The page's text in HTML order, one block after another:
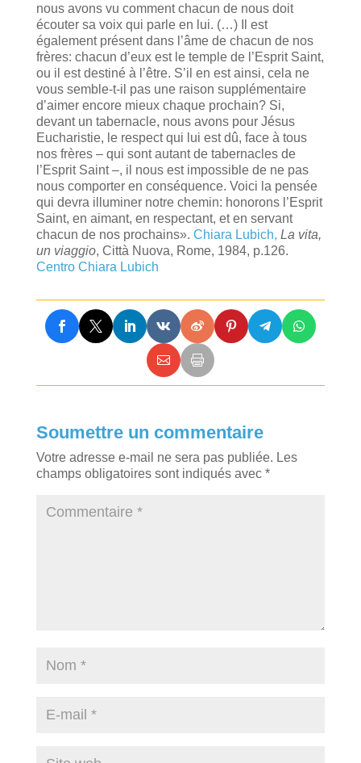
nous avons vu comment chacun de nous doit
écouter sa voix qui parle en lui. (…) Il est
également présent dans l’âme de chacun de nos
frères: chacun d’eux est le temple de l’Esprit Saint,
ou il est destiné à l’être. S’il en est ainsi, cela ne
vous semble-t-il pas une raison supplémentaire
d’aimer encore mieux chaque prochain? Si,
devant un tabernacle, nous avons pour Jésus
Eucharistie, le respect qui lui est dû, face à tous
nos frères – qui sont autant de tabernacles de
l’Esprit Saint –, il nous est impossible de ne pas
nous comporter en conséquence. Voici la pensée
qui devra illuminer notre chemin: honorons l’Esprit
Saint, en aimant, en respectant, et en servant
chacun de nos prochains». Chiara Lubich, La vita,
un viaggio, Città Nuova, Rome, 1984, p.126.
Centro Chiara Lubich
Soumettre un commentaire
Votre adresse e-mail ne sera pas publiée. Les
champs obligatoires sont indiqués avec *